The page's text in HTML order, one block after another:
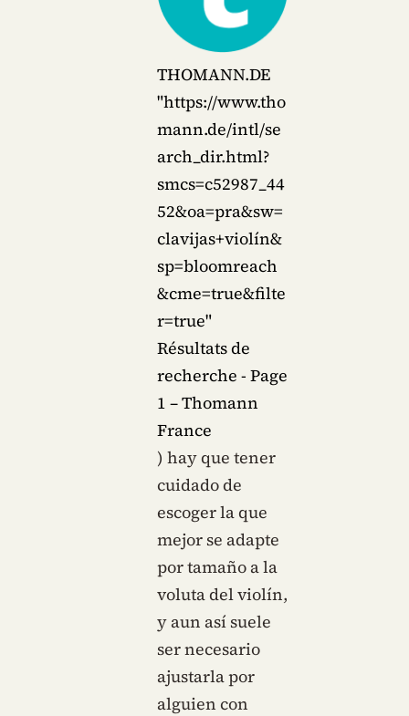
THOMANN.DE
"https://www.tho
mann.de/intl/se
arch_dir.html?
smcs=c52987_44
52&oa=pra&sw=
clavijas+violín&
sp=bloomreach
&cme=true&filte
r=true"
Résultats de
recherche - Page
1 – Thomann
France
) hay que tener
cuidado de
escoger la que
mejor se adapte
por tamaño a la
voluta del violín,
y aun así suele
ser necesario
ajustarla por
alguien con